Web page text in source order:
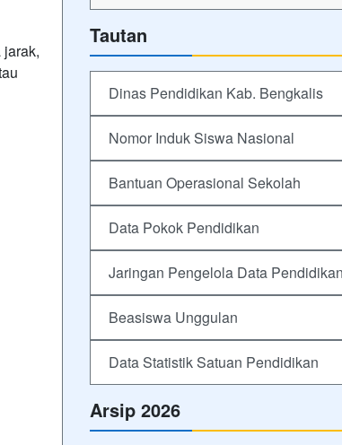
Tautan
Dinas Pendidikan Kab. Bengkalis
Nomor Induk Siswa Nasional
Bantuan Operasional Sekolah
Data Pokok Pendidikan
Jaringan Pengelola Data Pendidikan
Beasiswa Unggulan
Data Statistik Satuan Pendidikan
Arsip 2026